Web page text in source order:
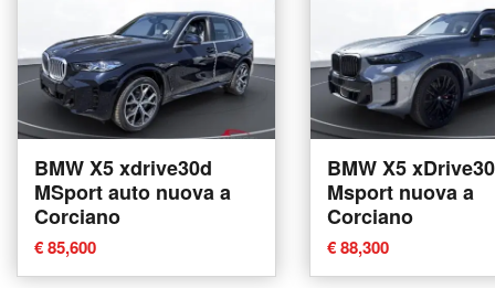
BMW X5 xdrive30d
MSport auto nuova a
Corciano
€ 85,600
BMW X5
Msport nuova a
Corciano
€ 88,300